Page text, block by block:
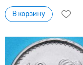
В корзину